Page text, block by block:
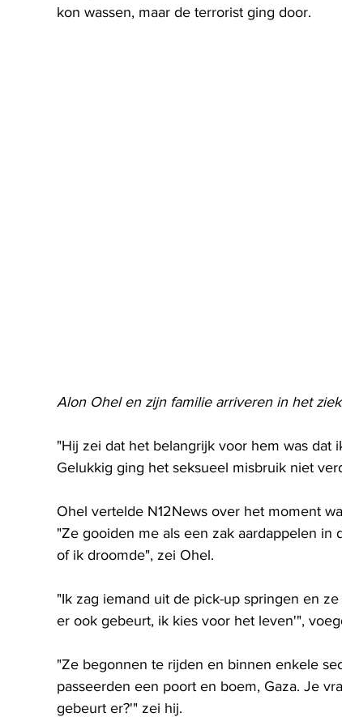
kon wassen, maar de terrorist ging door.
Alon Ohel en zijn familie arriveren in het
"Hij zei dat het belangrijk voor hem was dat
Gelukkig ging het seksueel misbruik niet
Ohel vertelde N12News over het moment
"Ze gooiden me als een zak aardappelen
of ik droomde", zei Ohel.
"Ik zag iemand uit de pick-up springen en
er ook gebeurt, ik kies voor het leven'",
"Ze begonnen te rijden en binnen enkele
passeerden een poort en boem, Gaza. Je
gebeurt er?'" zei hij.